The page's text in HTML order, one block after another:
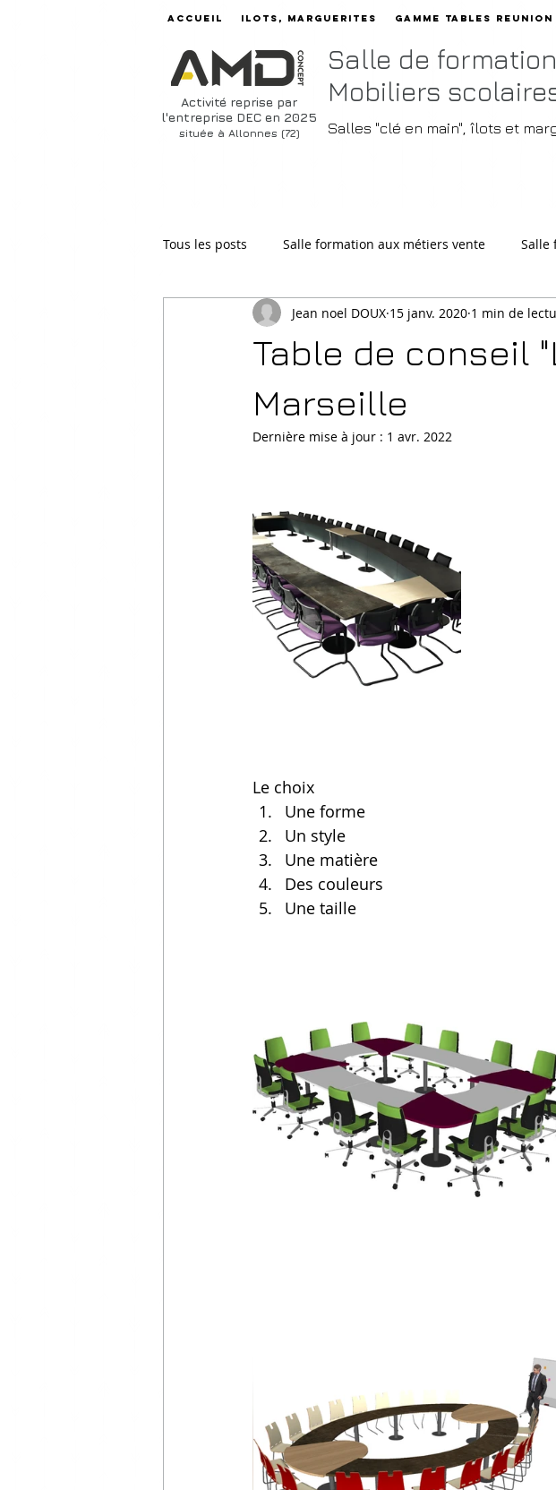
Accueil ilots, marguerites Gamme Tables reunion
Activité reprise par
l'entreprise DEC en 2025
située à Allonnes (72)
Salle de
Mobiliers
Salles "clé en main", îlots et
Tous les posts Salle formation aux métiers vente Salle
Salle professeurs Tables réunion
Table de conseil
Marseille
Jean noel DOUX 15 janv. 2020 1 min de
Dernière mise à jour : 1 avr. 2022
Le choix
Une forme
Un style
Une matière
Des couleurs
Une taille